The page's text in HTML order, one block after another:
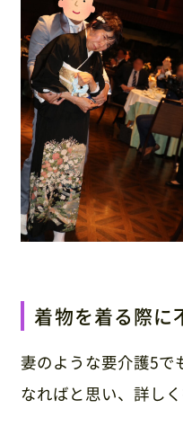
会社情報
お知らせ・ブロ
(営業時間：9:00
※ご利用日が近い方
着物を着る際に
妻のような要介護5で
なればと思い、詳し